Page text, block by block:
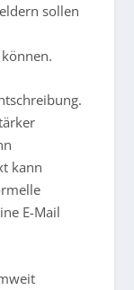
sollen
kann
E-Mail